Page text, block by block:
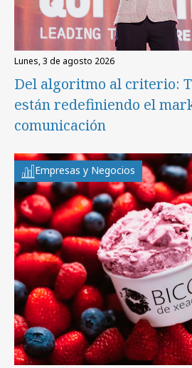
lunes, 3 de agosto 2026
Del algoritmo al criterio:
están redefiniendo el
comunicación
Empresas y Negocios